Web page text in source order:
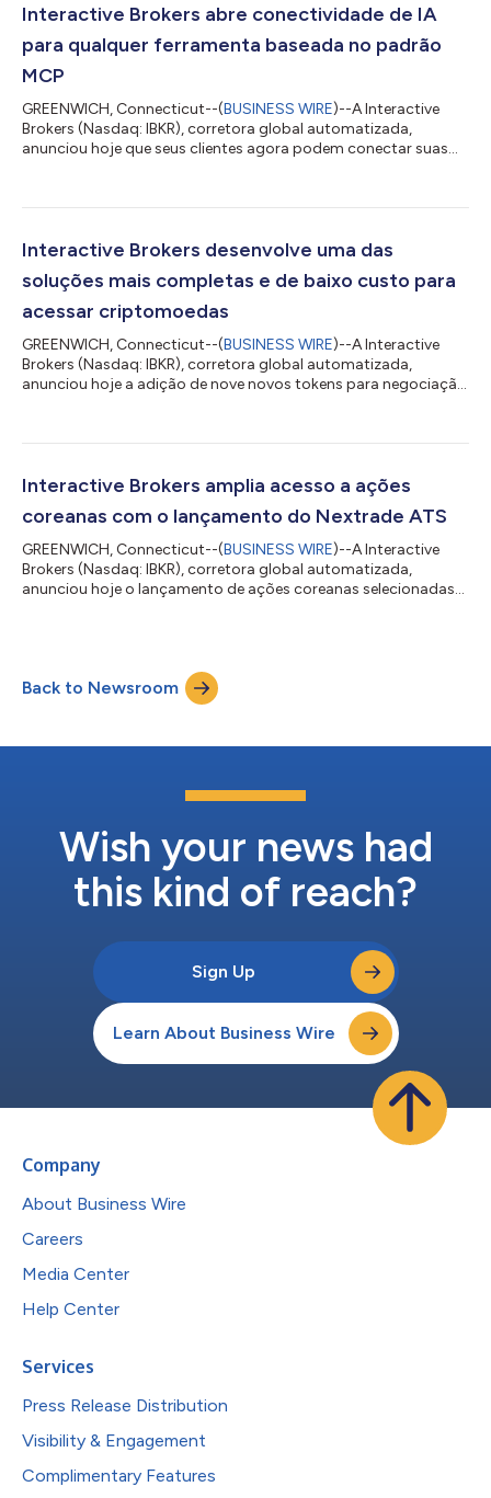
Interactive Brokers abre conectividade de IA
para qualquer ferramenta baseada no padrão
MCP
GREENWICH, Connecticut--(BUSINESS WIRE)--A Interactive
Brokers (Nasdaq: IBKR), corretora global automatizada,
anunciou hoje que seus clientes agora podem conectar suas
para ChatGPT, Claude e Grok, a conexão agora também está
compatíveis com o Model Context Protocol (MCP), incluindo
Interactive Brokers desenvolve uma das
soluções mais completas e de baixo custo para
acessar criptomoedas
GREENWICH, Connecticut--(BUSINESS WIRE)--A Interactive
Brokers (Nasdaq: IBKR), corretora global automatizada,
anunciou hoje a adição de nove novos tokens para negociação
para carteiras externas através da stablecoin. Os clientes agora
conversão automática para USDC, PYUSD (PayPal USD) ou
RLUSD (Ripple USD), ampliando a flexibi...
Interactive Brokers amplia acesso a ações
coreanas com o lançamento do Nextrade ATS
GREENWICH, Connecticut--(BUSINESS WIRE)--A Interactive
Brokers (Nasdaq: IBKR), corretora global automatizada,
anunciou hoje o lançamento de ações coreanas selecionadas
pela Interactive Brokers, por meio da qual se tornou a primeira
grande corretora com sede nos EUA a fornecer aos
investidores globais acesso direto a ações corea...
Back to Newsroom
Wish your news had
this kind of reach?
Sign Up
Learn About Business Wire
Company
About Business Wire
Careers
Media Center
Help Center
Services
Press Release Distribution
Visibility & Engagement
Complimentary Features